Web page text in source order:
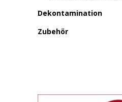
Dekontamination
Zubehör